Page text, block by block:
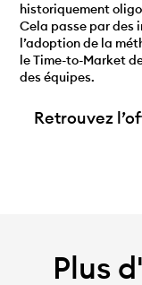
historiquement
Cela passe par des
l’adoption de la
le Time-to-Market
des équipes.
Retrouvez
Plus